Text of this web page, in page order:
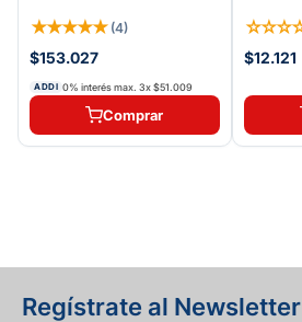
★★★★★ (4)
$153.027
ADDI 0% interés max. 3x$51.009
Comprar
☆☆☆
$12.121
Regístrate al Newsletter